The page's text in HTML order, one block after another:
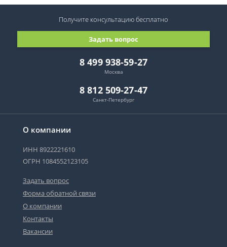
О компании
ИНН 8922221610
ОГРН 1084552123105
Задать вопрос
Форма обратной связи
О компании
Контакты
Вакансии
8 499 938-59-27
Москва
8 812 509-27-47
Санкт-Петербург
Задать вопрос
Получите консультациюбесплатно